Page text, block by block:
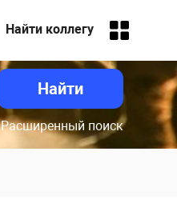
Найти коллегу
Расширенный поиск